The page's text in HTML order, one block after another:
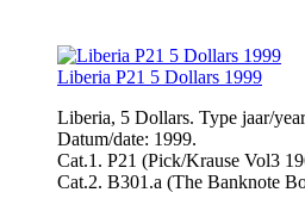
Liberia P21 5 Dollars 1999
Liberia, 5 Dollars. Type jaar/
Datum/date: 1999.
Cat.1. P21 (Pick/Krause Vol3
Cat.2. B301.a (The Banknote